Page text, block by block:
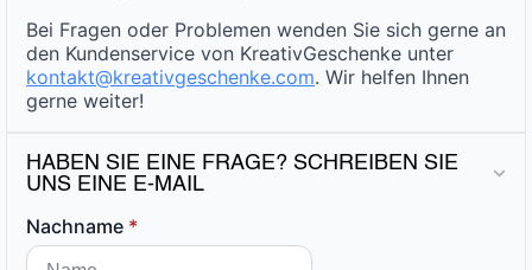
Bei Fragen oder Problemen wenden Sie sich gerne an
den Kundenservice von KreativGeschenke unter
kontakt@kreativgeschenke.com. Wir helfen Ihnen
gerne weiter!
HABEN SIE EINE FRAGE? SCHREIBEN SIE
UNS EINE E-MAIL
Nachname *